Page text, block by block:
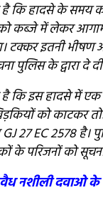
है कि हादसे के समय
कब्जे में लेकर
टक्कर इतनी भीषण
पुलिस के द्वारा दे
है कि इस हादसे में एक
को काटकर
GJ 27 EC 2578
के परिजनों को
नशीली दवाओ के